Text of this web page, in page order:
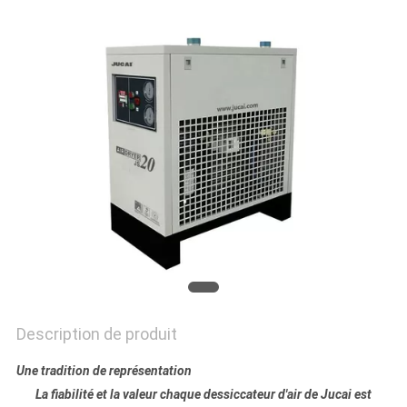
DEMANDEZ
POLITIQUE
DE
CONFIDENTIALITÉ
Description de produit
Une tradition de représentation
La fiabilité et la valeur chaque dessiccateur d'air de Jucai est